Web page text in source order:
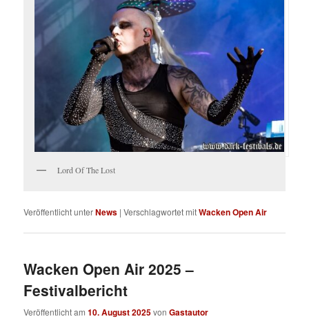
Lord Of The Lost
Veröffentlicht unterNews |Verschlagwortet mitWacken Open Air
Wacken Open Air 2025 –
Festivalbericht
Veröffentlicht am10. August 2025vonGastautor